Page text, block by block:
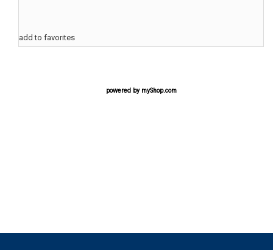
add to favorites
powered by myShop.com